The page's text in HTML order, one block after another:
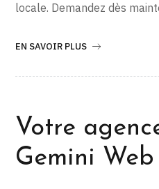
locale. Demandez dès
EN SAVOIR PLUS
Votre
Gemini